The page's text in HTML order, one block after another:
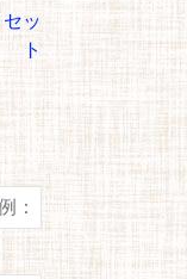
ッ
ト